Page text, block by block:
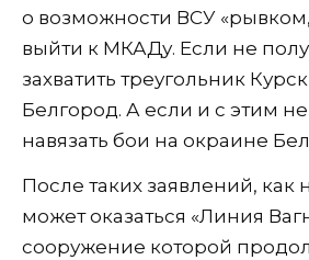
о возможности ВСУ «рывком,
выйти к МКАДу. Если не
захватить треугольник
Белгород. А если и с этим
навязать бои на окраине
После таких заявлений, как
может оказаться «Линия
сооружение которой